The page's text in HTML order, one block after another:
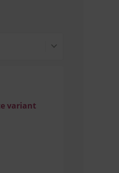
variant